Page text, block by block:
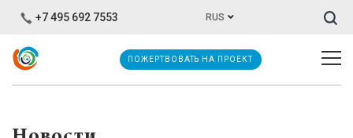
+7 495 692 7553 RUS
ПОЖЕРТВОВАТЬ НА ПРОЕКТ